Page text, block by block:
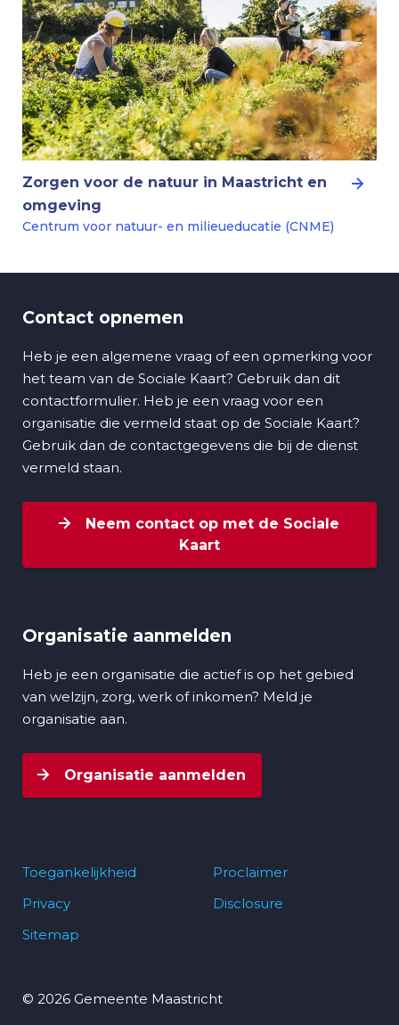
Zorgen voor de natuur in Maastricht en
omgeving
Centrum voor natuur- en milieueducatie (CNME)
Contact opnemen
Heb je een algemene vraag of een opmerking voor
het team van de Sociale Kaart? Gebruik dan dit
contactformulier. Heb je een vraag voor een
organisatie die vermeld staat op de Sociale Kaart?
Gebruik dan de contactgegevens die bij de dienst
vermeld staan.
Neem contact op met de Sociale
Kaart
Organisatie aanmelden
Heb je een organisatie die actief is op het gebied
van welzijn, zorg, werk of inkomen? Meld je
organisatie aan.
Organisatie aanmelden
Footer
Toegankelijkheid
Privacy
Sitemap
Proclaimer
Disclosure
© 2026 Gemeente Maastricht